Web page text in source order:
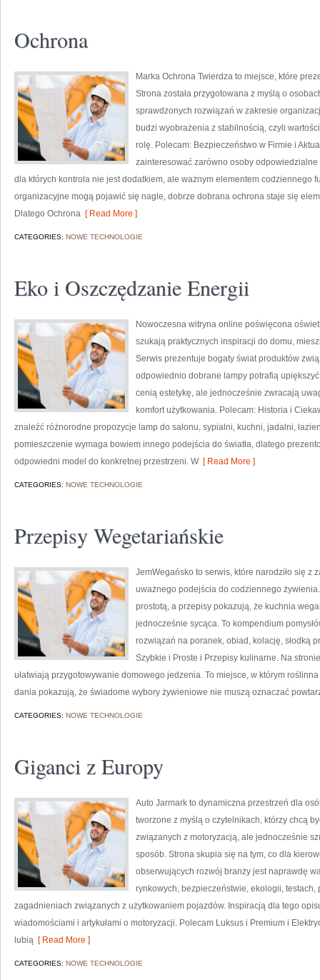
Ochrona
Marka Ochrona Twierdza to miejsce, które
Strona została przygotowana z myślą o
sprawdzonych rozwiązań w zakresie
budzi wyobrażenia z stabilnością, czyli
rolę. Polecam: Bezpieczeństwo w Firmie i
zainteresować zarówno osoby
dla których kontrola nie jest dodatkiem, ale ważnym elementem codziennego
organizacyjne mogą pojawić się nagle, dobrze dobrana ochrona staje się
Dlatego Ochrona [ Read More ]
CATEGORIES: NOWE TECHNOLOGIE
Eko i Oszczędzanie Energii
Nowoczesna witryna online poświęcona
szukają praktycznych inspiracji do domu,
Serwis prezentuje bogaty świat produktów
odpowiednio dobrane lampy potrafią
cenią estetykę, ale jednocześnie zwracają
komfort użytkowania. Polecam: Historia i
znaleźć różnorodne propozycje lamp do salonu, sypialni, kuchni, jadalni,
pomieszczenie wymaga bowiem innego podejścia do światła, dlatego
odpowiedni model do konkretnej przestrzeni. W [ Read More ]
CATEGORIES: NOWE TECHNOLOGIE
Przepisy Wegetariańskie
JemWegańsko to serwis, które narodziło się z
uważnego podejścia do codziennego
prostotą, a przepisy pokazują, że kuchnia
jednocześnie sycąca. To kompendium
rozwiązań na poranek, obiad, kolację, słodką
Szybkie i Proste i Przepisy kulinarne. Na
ułatwiają przygotowywanie domowego jedzenia. To miejsce, w którym
dania pokazują, że świadome wybory żywieniowe nie muszą oznaczać
CATEGORIES: NOWE TECHNOLOGIE
Giganci z Europy
Auto Jarmark to dynamiczna przestrzeń dla
tworzone z myślą o czytelnikach, którzy chcą
związanych z motoryzacją, ale jednocześnie
sposób. Strona skupia się na tym, co dla
obserwujących rozwój branży jest naprawdę
rynkowych, bezpieczeństwie, ekologii,
zagadnieniach związanych z użytkowaniem pojazdów. Inspiracją dla tego
wiadomościami i artykułami o motoryzacji. Polecam Luksus i Premium i
lubią [ Read More ]
CATEGORIES: NOWE TECHNOLOGIE